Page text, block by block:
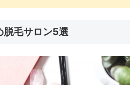
脱毛サロン5選